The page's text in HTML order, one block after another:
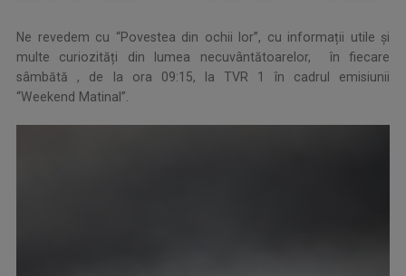
Ne revedem cu “Povestea din ochii lor”, cu informații utile și
multe curiozități din lumea necuvântătoarelor, în fiecare
sâmbătă , de la ora 09:15, la TVR 1 în cadrul emisiunii
“Weekend Matinal”.